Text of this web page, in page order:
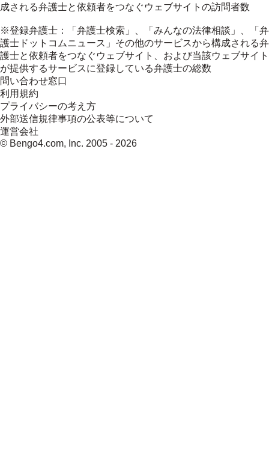
成される弁護士と依頼者をつなぐウェブサイトの訪問者数
※登録弁護士：「弁護士検索」、「みんなの法律相談」、「弁
護士ドットコムニュース」その他のサービスから構成される弁
護士と依頼者をつなぐウェブサイト、および当該ウェブサイト
が提供するサービスに登録している弁護士の総数
問い合わせ窓口
利用規約
プライバシーの考え方
外部送信規律事項の公表等について
運営会社
© Bengo4.com, Inc. 2005 - 2026